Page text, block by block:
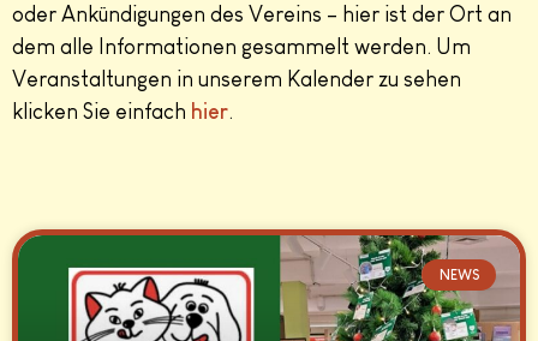
oder Ankündigungen des Vereins – hier ist der Ort an
dem alle Informationen gesammelt werden. Um
Veranstaltungen in unserem Kalender zu sehen
klicken Sie einfach hier.
NEWS